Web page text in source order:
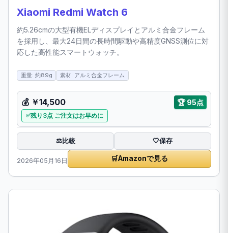
Xiaomi Redmi Watch 6
約5.26cmの大型有機ELディスプレイとアルミ合金フレーム
を採用し、最大24日間の長時間駆動や高精度GNSS測位に対
応した高性能スマートウォッチ。
重量: 約89g 素材: アルミ合金フレーム
💰 ￥14,500 🏆95点
残り3点 ご注文はお早めに
⚖️比較 🤍保存
2026年05月16日 🛒Amazonで見る